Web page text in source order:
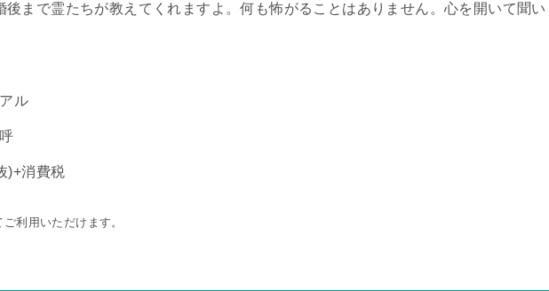
後まで霊たちが教えてくれますよ。何も怖がることはありません。心を開いて聞い
ル
)+消費税
利用いただけます。